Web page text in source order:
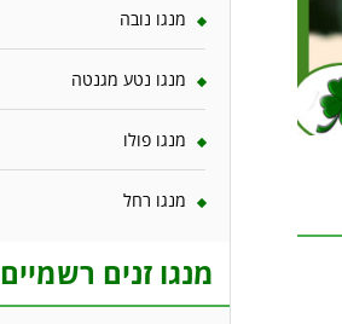
מנגו נובה
מנגו נטע מגנטה
מנגו פולו
מנגו רחל
מנגו זנים רשמיים